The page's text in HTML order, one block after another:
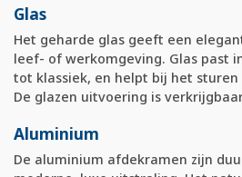
Glas
Het geharde glas geeft een
leef- of werkomgeving. Glas past
tot klassiek, en helpt bij het
De glazen uitvoering is
Aluminium
De aluminium afdekramen zijn